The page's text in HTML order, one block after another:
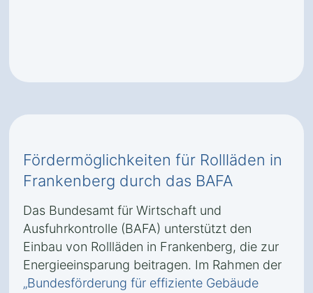
Fördermöglichkeiten für Rollläden in
Frankenberg durch das BAFA
Das Bundesamt für Wirtschaft und
Ausfuhrkontrolle (BAFA) unterstützt den
Einbau von Rollläden in Frankenberg, die zur
Energieeinsparung beitragen. Im Rahmen der
„Bundesförderung für effiziente Gebäude